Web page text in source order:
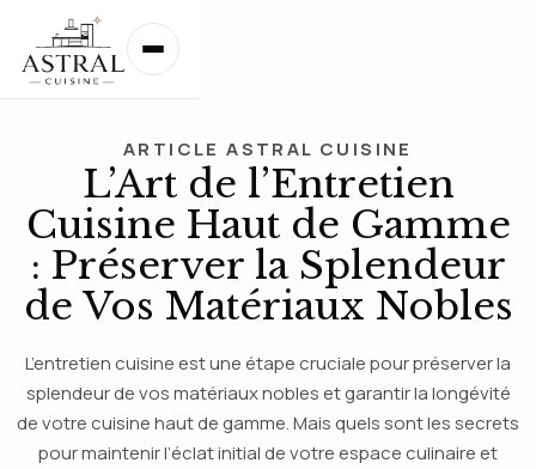
ARTICLE ASTRAL CUISINE
L’Art de l’Entretien
Cuisine Haut de Gamme
: Préserver la Splendeur
de Vos Matériaux Nobles
L’entretien cuisine est une étape cruciale pour préserver la
splendeur de vos matériaux nobles et garantir la longévité
de votre cuisine haut de gamme. Mais quels sont les secrets
pour maintenir l’éclat initial de votre espace culinaire et